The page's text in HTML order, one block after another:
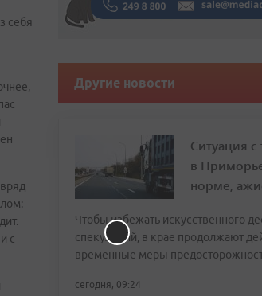
себя
с
Другие новости
Ситуация
в
норме,
Чтобы избежать искусственного
спекуляций, в крае продолжают
временные меры
сегодня, 09:24